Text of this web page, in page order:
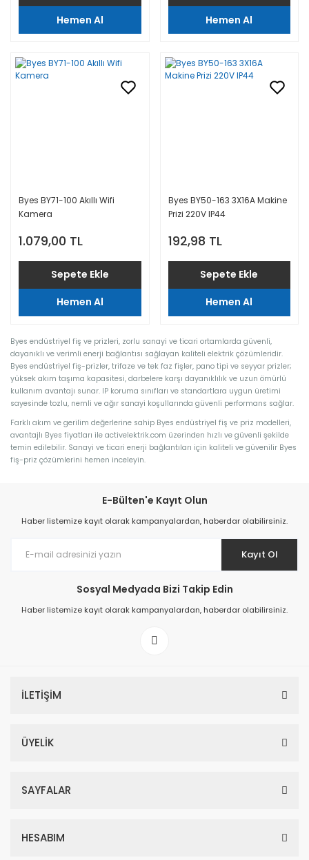
Hemen Al
Hemen Al
Byes BY71-100 Akıllı Wifi
Kamera
1.079,00 TL
Sepete Ekle
Hemen Al
Byes BY50-163 3X16A Makine
Prizi 220V IP44
192,98 TL
Sepete Ekle
Hemen Al
Byes endüstriyel fiş ve prizleri, zorlu sanayi ve ticari ortamlarda güvenli,
dayanıklı ve verimli enerji bağlantısı sağlayan kaliteli elektrik çözümleridir.
Byes endüstriyel fiş-prizler, trifaze ve tek faz fişler, pano tipi ve seyyar prizler;
yüksek akım taşıma kapasitesi, darbelere karşı dayanıklılık ve uzun ömürlü
kullanım avantajı sunar. IP koruma sınıfları ve standartlara uygun üretimi
sayesinde tozlu, nemli ve ağır sanayi koşullarında güvenli performans sağlar.
Farklı akım ve gerilim değerlerine sahip Byes endüstriyel fiş ve priz modelleri,
avantajlı Byes fiyatları ile activelektrik.com üzerinden hızlı ve güvenli şekilde
temin edilebilir. Sanayi ve ticari enerji bağlantıları için kaliteli ve güvenilir Byes
fiş-priz çözümlerini hemen inceleyin.
E-Bülten'e Kayıt Olun
Haber listemize kayıt olarak kampanyalardan, haberdar olabilirsiniz.
Kayıt Ol
Sosyal Medyada Bizi Takip Edin
Haber listemize kayıt olarak kampanyalardan, haberdar olabilirsiniz.
İLETİŞİM
ÜYELİK
SAYFALAR
HESABIM